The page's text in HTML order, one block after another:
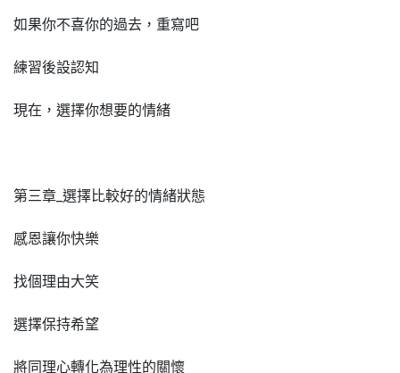
如果你不喜你的過去，重寫吧
練習後設認知
現在，選擇你想要的情緒
第三章_選擇比較好的情緒狀態
感恩讓你快樂
找個理由大笑
選擇保持希望
將同理心轉化為理性的關懷